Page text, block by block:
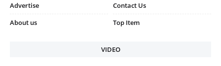
Advertise
Contact Us
About us
Top Item
VIDEO